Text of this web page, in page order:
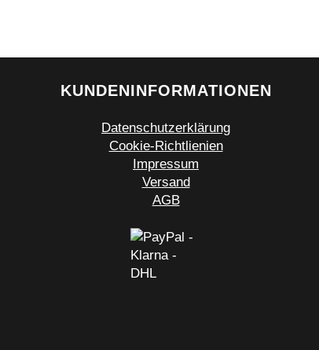
KUNDENINFORMATIONEN
Datenschutzerklärung
Cookie-Richtlienien
Impressum
Versand
AGB